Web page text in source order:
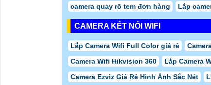
camera quay rõ tem đơn hàng
Lắp
CAMERA KẾT NỐI WIFI
Lắp Camera Wifi Full Color giá rẻ
Camera Wifi Hikvision 360
Lắp Camera
Camera Ezviz Giá Rẻ Hình Ảnh Sắc Nét